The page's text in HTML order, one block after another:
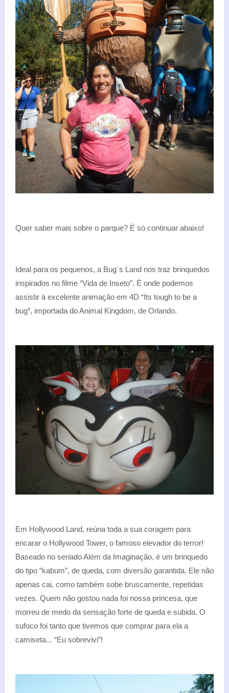
Quer saber mais sobre o parque? É só continuar abaixo!
Ideal para os pequenos, a Bug´s Land nos traz brinquedos
inspirados no filme “Vida de Inseto”. É onde podemos
assistir à excelente animação em 4D “Its tough to be a
bug”, importada do Animal Kingdom, de Orlando.
Em Hollywood Land, reúna toda a sua coragem para
encarar o Hollywood Tower, o famoso elevador do terror!
Baseado no seriado Além da Imaginação, é um brinquedo
do tipo “kabum”, de queda, com diversão garantida. Ele não
apenas cai, como também sobe bruscamente, repetidas
vezes. Quem não gostou nada foi nossa princesa, que
morreu de medo da sensação forte de queda e subida. O
sufoco foi tanto que tivemos que comprar para ela a
camiseta... “Eu sobrevivi”!